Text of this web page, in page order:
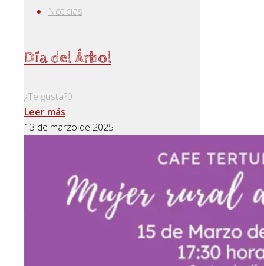
Noticias
Día del Árbol
¿Te gusta?0
Leer más
13 de marzo de 2025